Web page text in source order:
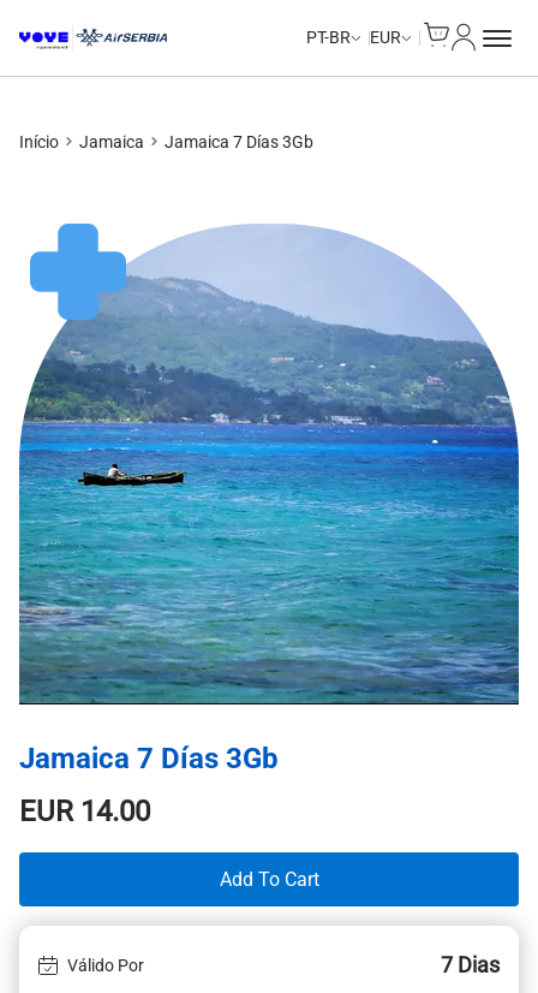
PT-BR EUR
Início Jamaica Jamaica 7 Días 3Gb
Jamaica 7 Días 3Gb
EUR14.00
Add To Cart
Válido Por 7 Dias